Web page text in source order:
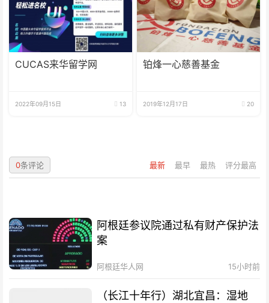
CUCAS来华留学网
2022年09月15日 13
铂烽一心慈善基金
2019年12月17日 20
最新 最早 最热 评分最高
0条评论
阿根廷参议院通过私有财产保护法
案
阿根廷华人网 15小时前
（长江十年行）湖北宜昌：湿地